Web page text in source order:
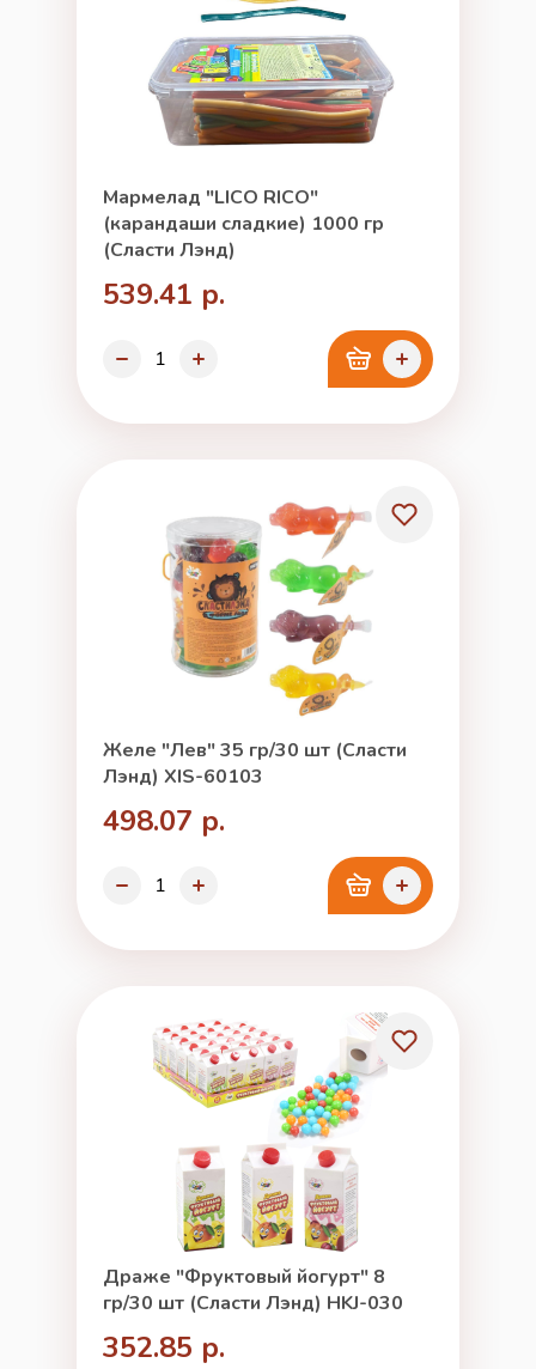
Мармелад "LICO RICO"
(карандаши сладкие) 1000 гр
(Сласти Лэнд)
539.41 р.
Желе "Лев" 35 гр/30 шт (Сласти
Лэнд) XIS-60103
498.07 р.
Драже "Фруктовый йогурт" 8
гр/30 шт (Сласти Лэнд) HKJ-030
352.85 р.